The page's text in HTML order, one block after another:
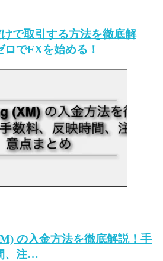
で取引する方法を徹底解
でFXを始める！
の入金方法を徹底解説！手
、注…